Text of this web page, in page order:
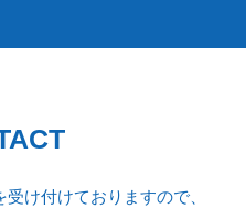
け付けておりますので、